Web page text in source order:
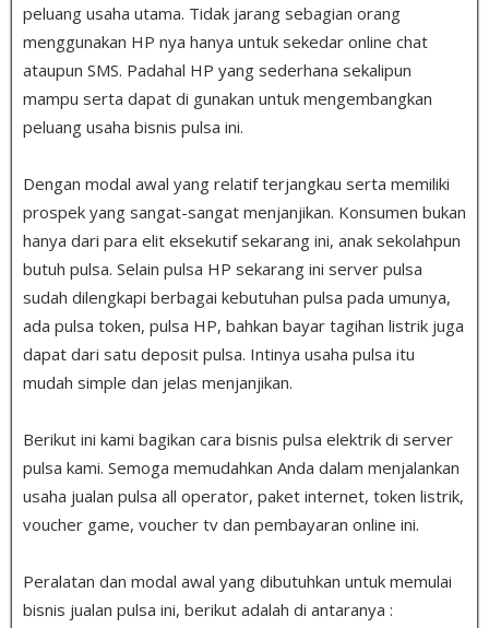
peluang usaha utama. Tidak jarang sebagian orang
menggunakan HP nya hanya untuk sekedar online chat
ataupun SMS. Padahal HP yang sederhana sekalipun
mampu serta dapat di gunakan untuk mengembangkan
peluang usaha bisnis pulsa ini.
Dengan modal awal yang relatif terjangkau serta memiliki
prospek yang sangat-sangat menjanjikan. Konsumen bukan
hanya dari para elit eksekutif sekarang ini, anak sekolahpun
butuh pulsa. Selain pulsa HP sekarang ini server pulsa
sudah dilengkapi berbagai kebutuhan pulsa pada umunya,
ada pulsa token, pulsa HP, bahkan bayar tagihan listrik juga
dapat dari satu deposit pulsa. Intinya usaha pulsa itu
mudah simple dan jelas menjanjikan.
Berikut ini kami bagikan cara bisnis pulsa elektrik di server
pulsa kami. Semoga memudahkan Anda dalam menjalankan
usaha jualan pulsa all operator, paket internet, token listrik,
voucher game, voucher tv dan pembayaran online ini.
Peralatan dan modal awal yang dibutuhkan untuk memulai
bisnis jualan pulsa ini, berikut adalah di antaranya :